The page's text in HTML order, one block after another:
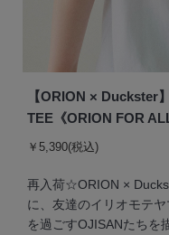
【ORION × Duckster
TEE《ORION FOR
￥5,390(税込)
再入荷☆ORION ×
に、友達のイリオモテ
を過ごすOJISANたちを